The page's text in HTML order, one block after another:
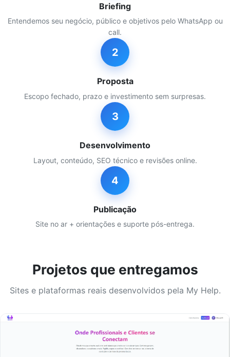
Briefing
Entendemos seu negócio, público e objetivos pelo WhatsApp ou
call.
2
Proposta
Escopo fechado, prazo e investimento sem surpresas.
3
Desenvolvimento
Layout, conteúdo, SEO técnico e revisões online.
4
Publicação
Site no ar + orientações e suporte pós-entrega.
Projetos que entregamos
Sites e plataformas reais desenvolvidos pela My Help.